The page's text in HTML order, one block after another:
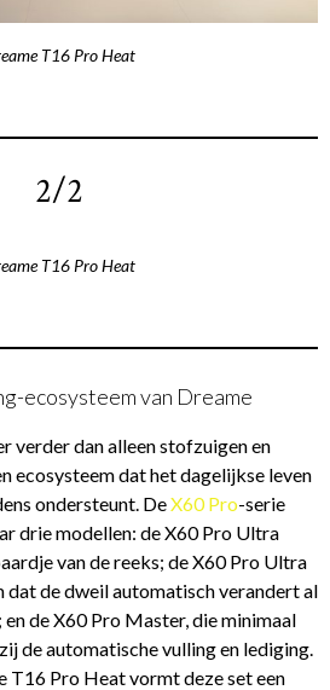
T16 Pro Heat
2/2
T16 Pro Heat
ecosysteem van Dreame
verder dan alleen stofzuigen en
ecosysteem dat het dagelijkse leven
ondersteunt. DeX60 Pro-serie
drie modellen: de X60 Pro Ultra
van de reeks; de X60 Pro Ultra
dat de dweil automatisch verandert al
de X60 Pro Master, die minimaal
de automatische vulling en lediging.
T16 Pro Heat vormt deze set een